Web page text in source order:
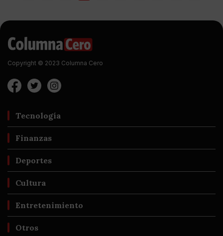
Copyright © 2023 Columna Cero
Tecnología
Finanzas
Deportes
Cultura
Entretenimiento
Otros